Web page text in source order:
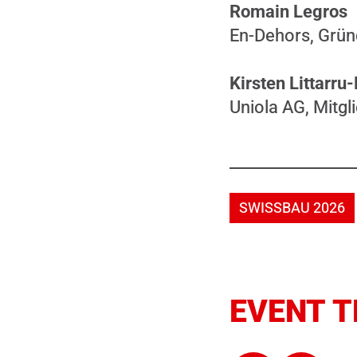
Romain Legros
En-Dehors,
Kirsten
Uniola AG,
SWISSBAU 2026
EVENT